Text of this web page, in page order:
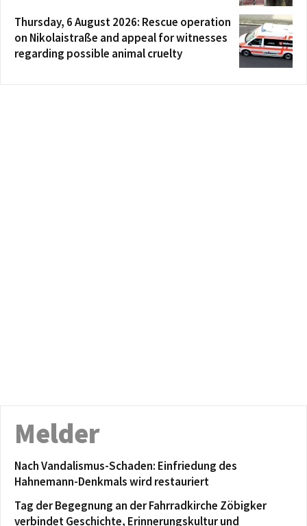
Thursday, 6 August 2026: Rescue operation
on Nikolaistraße and appeal for witnesses
regarding possible animal cruelty
Melder
Nach Vandalismus-Schaden: Einfriedung des
Hahnemann-Denkmals wird restauriert
Tag der Begegnung an der Fahrradkirche Zöbigker
verbindet Geschichte, Erinnerungskultur und